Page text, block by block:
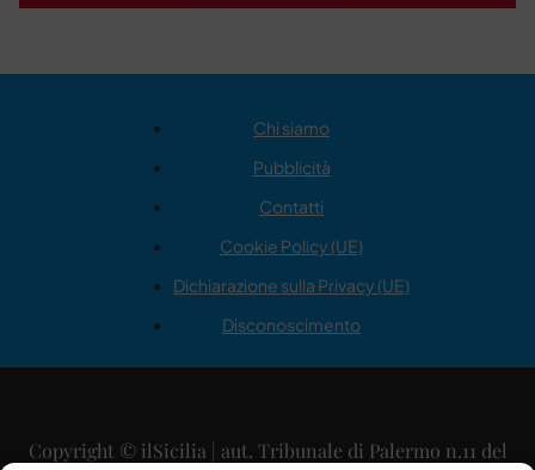
Chi siamo
Pubblicità
Contatti
Cookie Policy (UE)
Dichiarazione sulla Privacy (UE)
Disconoscimento
Copyright © ilSicilia | aut. Tribunale di Palermo n.11 del